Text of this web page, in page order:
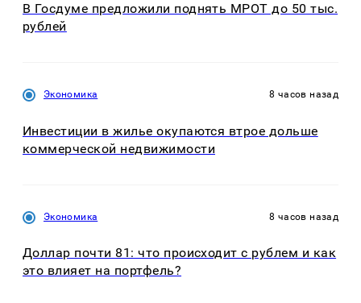
В Госдуме предложили поднять МРОТ до 50 тыс.
рублей
Экономика 8 часов назад
Инвестиции в жилье окупаются втрое дольше
коммерческой недвижимости
Экономика 8 часов назад
Доллар почти 81: что происходит с рублем и как
это влияет на портфель?